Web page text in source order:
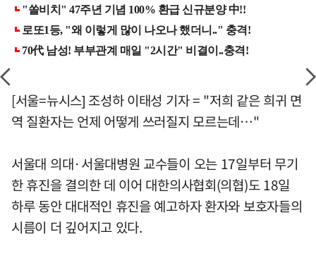
[서울=뉴시스] 조성하 이태성 기자 = "저희 같은 희귀 면
역 질환자는 언제 어떻게 쓰러질지 모르는데…"
서울대 의대·서울대병원 교수들이 오는 17일부터 무기
한 휴진을 결의한 데 이어 대한의사협회(의협)도 18일
하루 동안 대대적인 휴진을 예고하자 환자와 보호자들의
시름이 더 깊어지고 있다.